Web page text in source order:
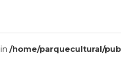
in/home/parquecultural/